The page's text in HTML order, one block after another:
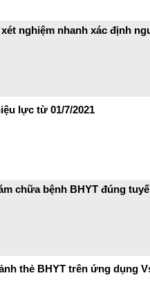
nghiệm nhanh xác định
lực từ 01/7/2021
chữa bệnh BHYT đúng
thẻ BHYT trên ứng dụng